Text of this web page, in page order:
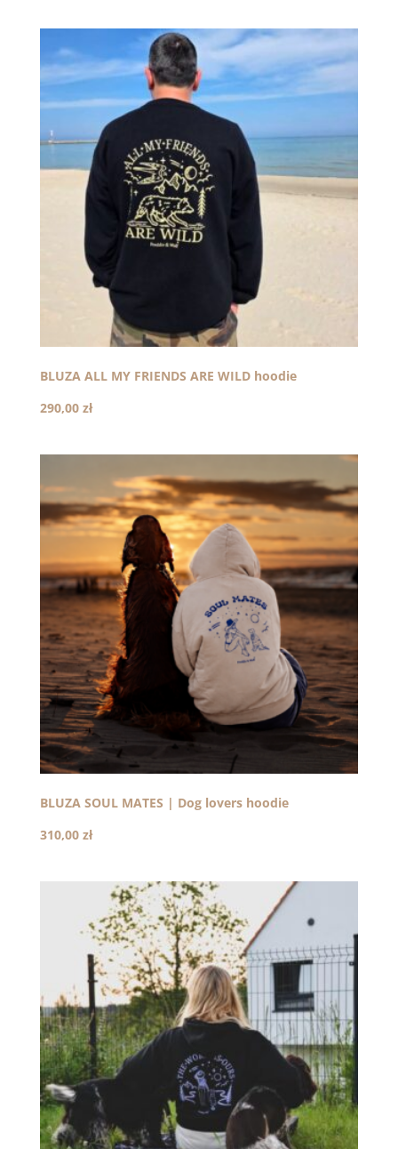
BLUZA ALL MY FRIENDS ARE WILD hoodie
290,00 zł
BLUZA SOUL MATES | Dog lovers hoodie
310,00 zł